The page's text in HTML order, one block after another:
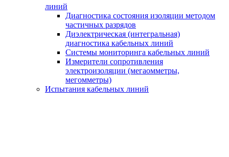
линий
Диагностика состояния изоляции методом
частичных разрядов
Диэлектрическая (интегральная)
диагностика кабельных линий
Системы мониторинга кабельных линий
Измерители сопротивления
электроизоляции (мегаомметры,
мегомметры)
Испытания кабельных линий